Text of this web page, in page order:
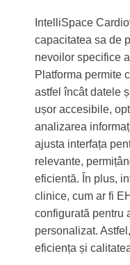
IntelliSpace
capacitatea sa de
nevoilor specifice
Platforma permite
astfel încât datele
ușor accesibile,
analizarea
ajusta interfața
relevante,
eficientă. În plus,
clinice, cum ar fi
configurată pentru
personalizat.
eficiența și